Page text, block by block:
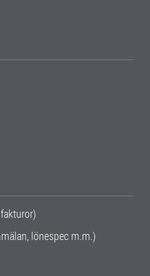
lönespec m.m.)